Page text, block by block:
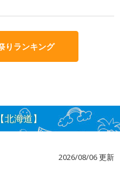
りランキング
海道】
2026/08/06 更新